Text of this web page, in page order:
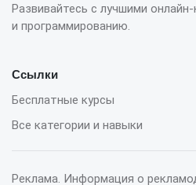
Развивайтесь с лучшими
и программированию.
Ссылки
Бесплатные курсы
Все категории и навыки
Реклама. Информация о